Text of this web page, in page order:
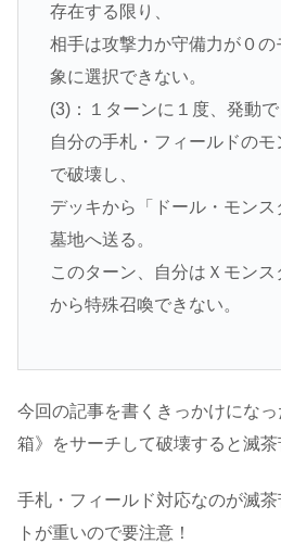
存在する限り、
相手は攻撃力か守備力が０
象に選択できない。
(3)：１ターンに１度、発動で
自分の手札・フィールドの
で破壊し、
デッキから「ドール・モン
墓地へ送る。
このターン、自分はＸモン
から特殊召喚できない。
今回の記事を書くきっかけにな
箱》をサーチして破壊すると滅茶
手札・フィールド対応なのが滅
トが重いので要注意！